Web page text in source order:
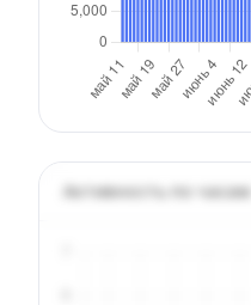
Активность по часам